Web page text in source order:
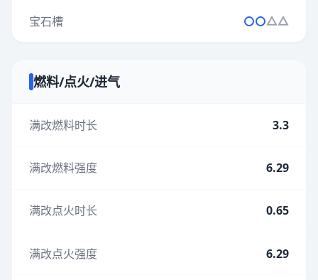
宝石槽
燃料/点火/进气
满改燃料时长 3.3
满改燃料强度 6.29
满改点火时长 0.65
满改点火强度 6.29